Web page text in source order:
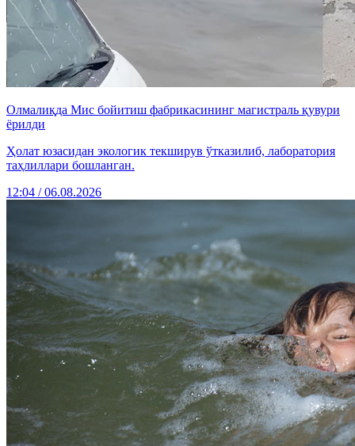
Олмалиқда Мис бойитиш фабрикасининг магистраль қувури
ёрилди
Ҳолат юзасидан экологик текширув ўтказилиб, лаборатория
таҳлиллари бошланган.
12:04 / 06.08.2026